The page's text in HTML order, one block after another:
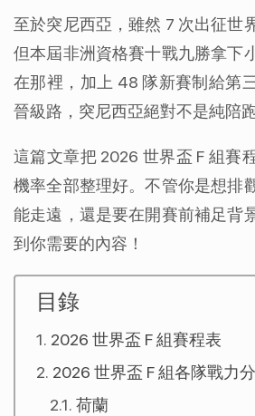
至於突尼西亞，雖然 7 次出征世
但本屆非洲資格賽十戰九勝拿下
在那裡，加上 48 隊新賽制給第
晉級路，突尼西亞絕對不是純陪跑
這篇文章把 2026 世界盃 F 組賽
機率全部整理好。不管你是想排
能走遠，還是要在開賽前補足背
到你需要的內容！
目錄
2026 世界盃 F 組賽程表
2026 世界盃 F 組各隊戰力
荷蘭